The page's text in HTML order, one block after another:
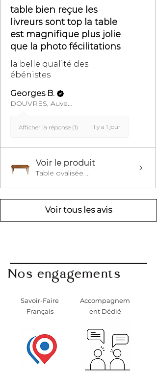
table bien reçue les
livreurs sont top la table
est magnifique plus jolie
que la photo fécilitations
la belle qualité des
ébénistes
Georges B.
DOUVRES, Auvergne-Rhône-Alpes
Afficher la réponse (1) il y a 1 jour
Voir le produit
Table ovalisée ...
Voir tous les avis
Nos engagements
Savoir-Faire
Français
Accompagnem
ent Dédié